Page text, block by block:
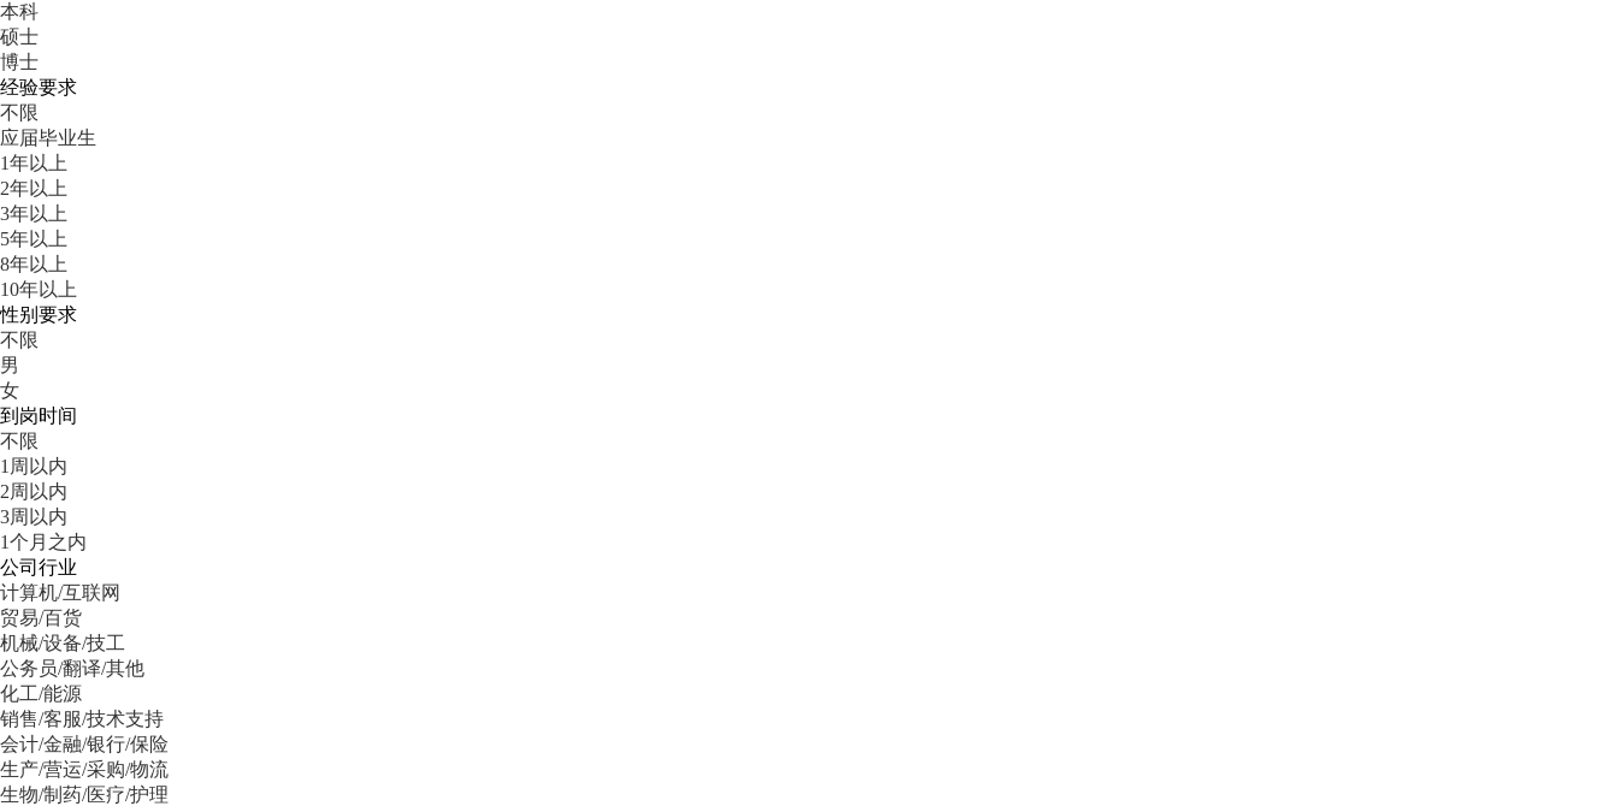
本科
硕士
博士
经验要求
不限
应届毕业生
1年以上
2年以上
3年以上
5年以上
8年以上
10年以上
性别要求
不限
男
女
到岗时间
不限
1周以内
2周以内
3周以内
1个月之内
公司行业
计算机/互联网
贸易/百货
机械/设备/技工
公务员/翻译/其他
化工/能源
销售/客服/技术支持
会计/金融/银行/保险
生产/营运/采购/物流
生物/制药/医疗/护理